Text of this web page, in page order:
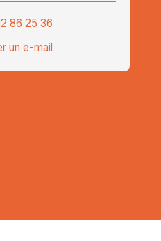
86 25 36
un e-mail